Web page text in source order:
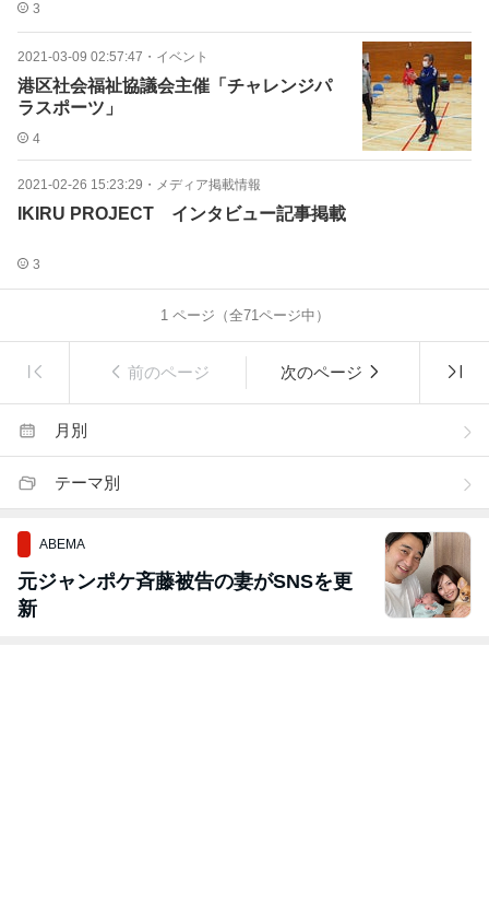
3
2021-03-09 02:57:47 ・ イベント
港区社会福祉協議会主催「チャレンジパ
ラスポーツ」
4
2021-02-26 15:23:29 ・ メディア掲載情報
IKIRU PROJECT インタビュー記事掲載
3
1ページ（全71ページ中）
前のページ 次のページ
月別
テーマ別
ABEMA
元ジャンポケ斉藤被告の妻がSNSを更
新